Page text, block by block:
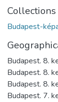
Collections
Budapest-
Budapest. 8.
Budapest. 8.
Budapest. 8.
Budapest. 7.